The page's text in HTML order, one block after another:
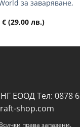
за заваряване,
€ (29,00 лв.)
ЕООД Тел: 0878
shop.com
права запазени.